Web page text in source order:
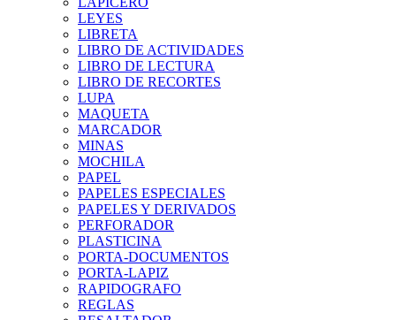
LEYES
LIBRETA
LIBRO DE ACTIVIDADES
LIBRO DE LECTURA
LIBRO DE RECORTES
LUPA
MAQUETA
MARCADOR
MINAS
MOCHILA
PAPEL
PAPELES ESPECIALES
PAPELES Y DERIVADOS
PERFORADOR
PLASTICINA
PORTA-DOCUMENTOS
PORTA-LAPIZ
RAPIDOGRAFO
REGLAS